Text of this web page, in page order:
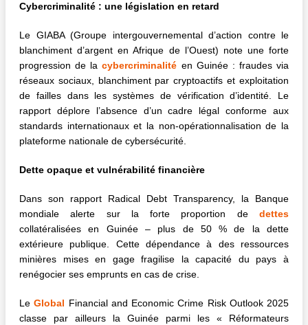
Cybercriminalité : une législation en retard
Le GIABA (Groupe intergouvernemental d’action contre le
blanchiment d’argent en Afrique de l’Ouest) note une forte
progression de lacybercriminalité en Guinée : fraudes via
réseaux sociaux, blanchiment par cryptoactifs et exploitation
de failles dans les systèmes de vérification d’identité. Le
rapport déplore l’absence d’un cadre légal conforme aux
standards internationaux et la non-opérationnalisation de la
plateforme nationale de cybersécurité.
Dette opaque et vulnérabilité financière
Dans son rapport Radical Debt Transparency, la Banque
mondiale alerte sur la forte proportion de dettes
collatéralisées en Guinée – plus de 50 % de la dette
extérieure publique. Cette dépendance à des ressources
minières mises en gage fragilise la capacité du pays à
renégocier ses emprunts en cas de crise.
LeGlobal Financial and Economic Crime Risk Outlook 2025
classe par ailleurs la Guinée parmi les « Réformateurs